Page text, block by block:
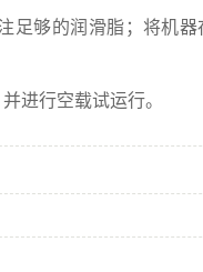
够的润滑脂；将机器
进行空载试运行。